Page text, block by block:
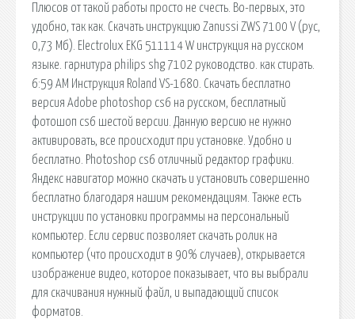
Плюсов от такой работы просто не счесть. Во-первых, это
удобно, так как. Скачать инструкцию Zanussi ZWS 7100 V (рус,
0,73 Мб). Electrolux EKG 511114 W инструкция на русском
языке. гарнитура philips shg 7102 руководство. как стирать.
6:59 AM Инструкция Roland VS-1680. Скачать бесплатно
версия Adobe photoshop cs6 на русском, бесплатный
фотошоп cs6 шестой версии. Данную версию не нужно
активировать, все происходит при установке. Удобно и
бесплатно. Photoshop cs6 отличный редактор графики.
Яндекс навигатор можно скачать и установить совершенно
бесплатно благодаря нашим рекомендациям. Также есть
инструкции по установки программы на персональный
компьютер. Если сервис позволяет скачать ролик на
компьютер (что происходит в 90% случаев), открывается
изображение видео, которое показывает, что вы выбрали
для скачивания нужный файл, и выпадающий список
форматов.